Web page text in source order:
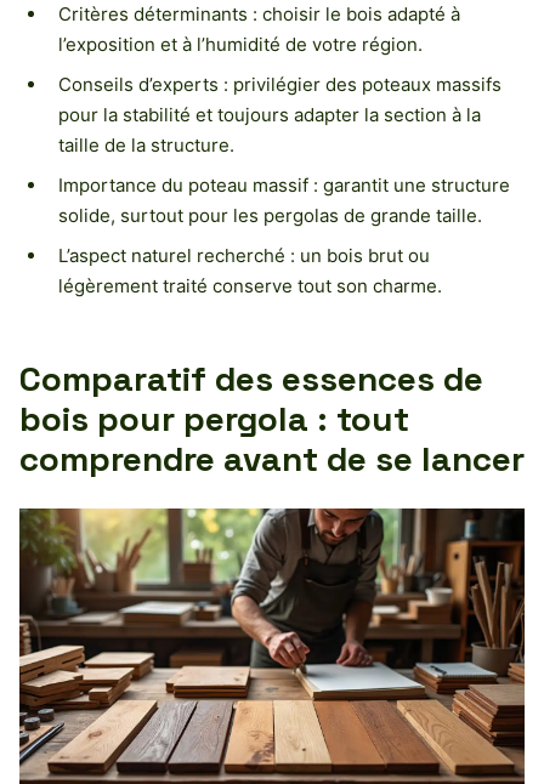
Critères déterminants : choisir le bois adapté à
l’exposition et à l’humidité de votre région.
Conseils d’experts : privilégier des poteaux massifs
pour la stabilité et toujours adapter la section à la
taille de la structure.
Importance du poteau massif : garantit une structure
solide, surtout pour les pergolas de grande taille.
L’aspect naturel recherché : un bois brut ou
légèrement traité conserve tout son charme.
Comparatif des essences de
bois pour pergola : tout
comprendre avant de se lancer